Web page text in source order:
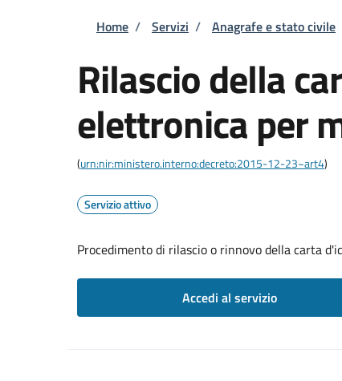
Briciole di pane
Home / Servizi / Anagrafe e stato civile
Rilascio della
elettronica per
(urn:nir:ministero.interno:decreto:2015-12-23~art4)
Servizio attivo
Procedimento di rilascio o rinnovo della carta
Accedi al servizio